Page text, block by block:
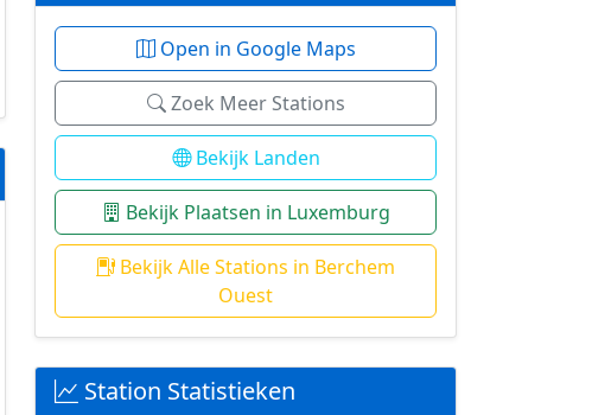
Open in Google Maps
Zoek Meer Stations
Bekijk Landen
Bekijk Plaatsen in Luxemburg
Bekijk Alle Stations in Berchem
Ouest
Station Statistieken